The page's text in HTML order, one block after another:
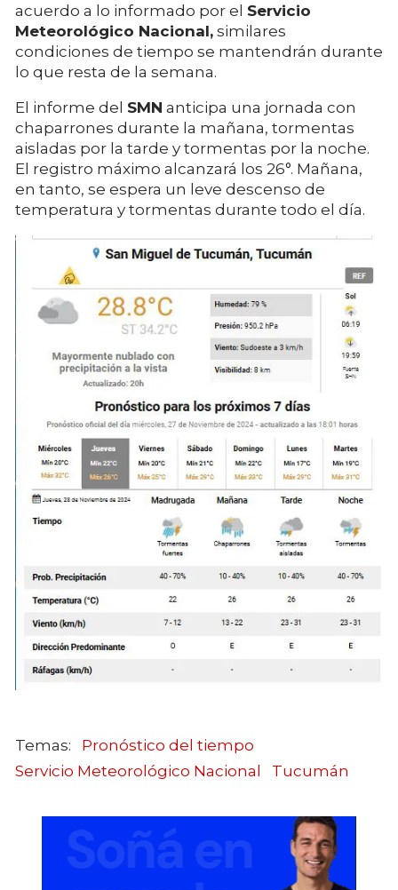
acuerdo a lo informado por el Servicio
Meteorológico Nacional, similares
condiciones de tiempo se mantendrán durante
lo que resta de la semana.
El informe del SMN anticipa una jornada con
chaparrones durante la mañana, tormentas
aisladas por la tarde y tormentas por la noche.
El registro máximo alcanzará los 26°. Mañana,
en tanto, se espera un leve descenso de
temperatura y tormentas durante todo el día.
Pronóstico del tiempo
Servicio Meteorológico Nacional
Tucumán